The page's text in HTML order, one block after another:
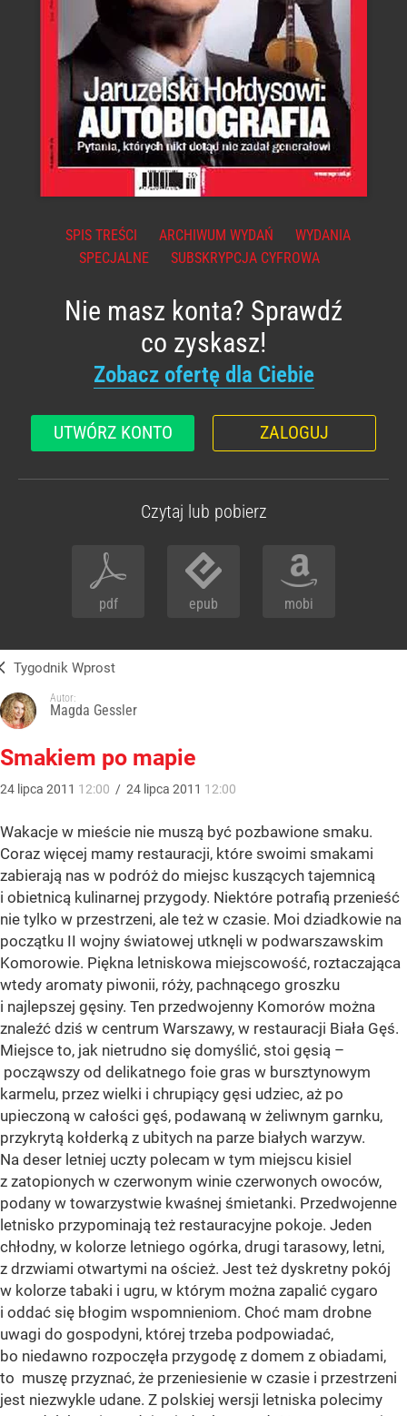
SPIS TREŚCI ARCHIWUM WYDAŃ
WYDANIA
SPECJALNE
SUBSKRYPCJA CYFROWA
Nie masz konta? Sprawdź
co zyskasz!
Zobacz ofertę dla Ciebie
UTWÓRZ KONTO ZALOGUJ
Czytaj lub pobierz
pdf epub mobi
Tygodnik Wprost
Autor:
Magda Gessler
Smakiem po mapie
24 lipca 2011 12:00 / 24 lipca 2011 12:00
Wakacje w mieście nie muszą być pozbawione smaku.
Coraz więcej mamy restauracji, które swoimi smakami
zabierają nas w podróż do miejsc kuszących tajemnicą
i obietnicą kulinarnej przygody. Niektóre potrafią przenieść
nie tylko w przestrzeni, ale też w czasie. Moi dziadkowie na
początku II wojny światowej utknęli w podwarszawskim
Komorowie. Piękna letniskowa miejscowość, roztaczająca
wtedy aromaty piwonii, róży, pachnącego groszku
i najlepszej gęsiny. Ten przedwojenny Komorów można
znaleźć dziś w centrum Warszawy, w restauracji Biała Gęś.
Miejsce to, jak nietrudno się domyślić, stoi gęsią –
począwszy od delikatnego foie gras w bursztynowym
karmelu, przez wielki i chrupiący gęsi udziec, aż po
upieczoną w całości gęś, podawaną w żeliwnym garnku,
przykrytą kołderką z ubitych na parze białych warzyw.
Na deser letniej uczty polecam w tym miejscu kisiel
z zatopionych w czerwonym winie czerwonych owoców,
podany w towarzystwie kwaśnej śmietanki. Przedwojenne
letnisko przypominają też restauracyjne pokoje. Jeden
chłodny, w kolorze letniego ogórka, drugi tarasowy, letni,
z drzwiami otwartymi na oścież. Jest też dyskretny pokój
w kolorze tabaki i ugru, w którym można zapalić cygaro
i oddać się błogim wspomnieniom. Choć mam drobne
uwagi do gospodyni, której trzeba podpowiadać,
bo niedawno rozpoczęła przygodę z domem z obiadami,
to muszę przyznać, że przeniesienie w czasie i przestrzeni
jest niezwykle udane. Z polskiej wersji letniska polecimy